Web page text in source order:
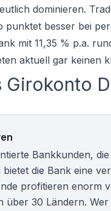
dominieren.
besser bei
mit 11,35 % p.a.
aktuell gar keinen
Bankkunden,
die Bank eine
profitieren
30 Ländern.